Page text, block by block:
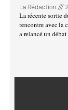
La Rédaction
La récente sortie
rencontre avec la
a relancé un débat